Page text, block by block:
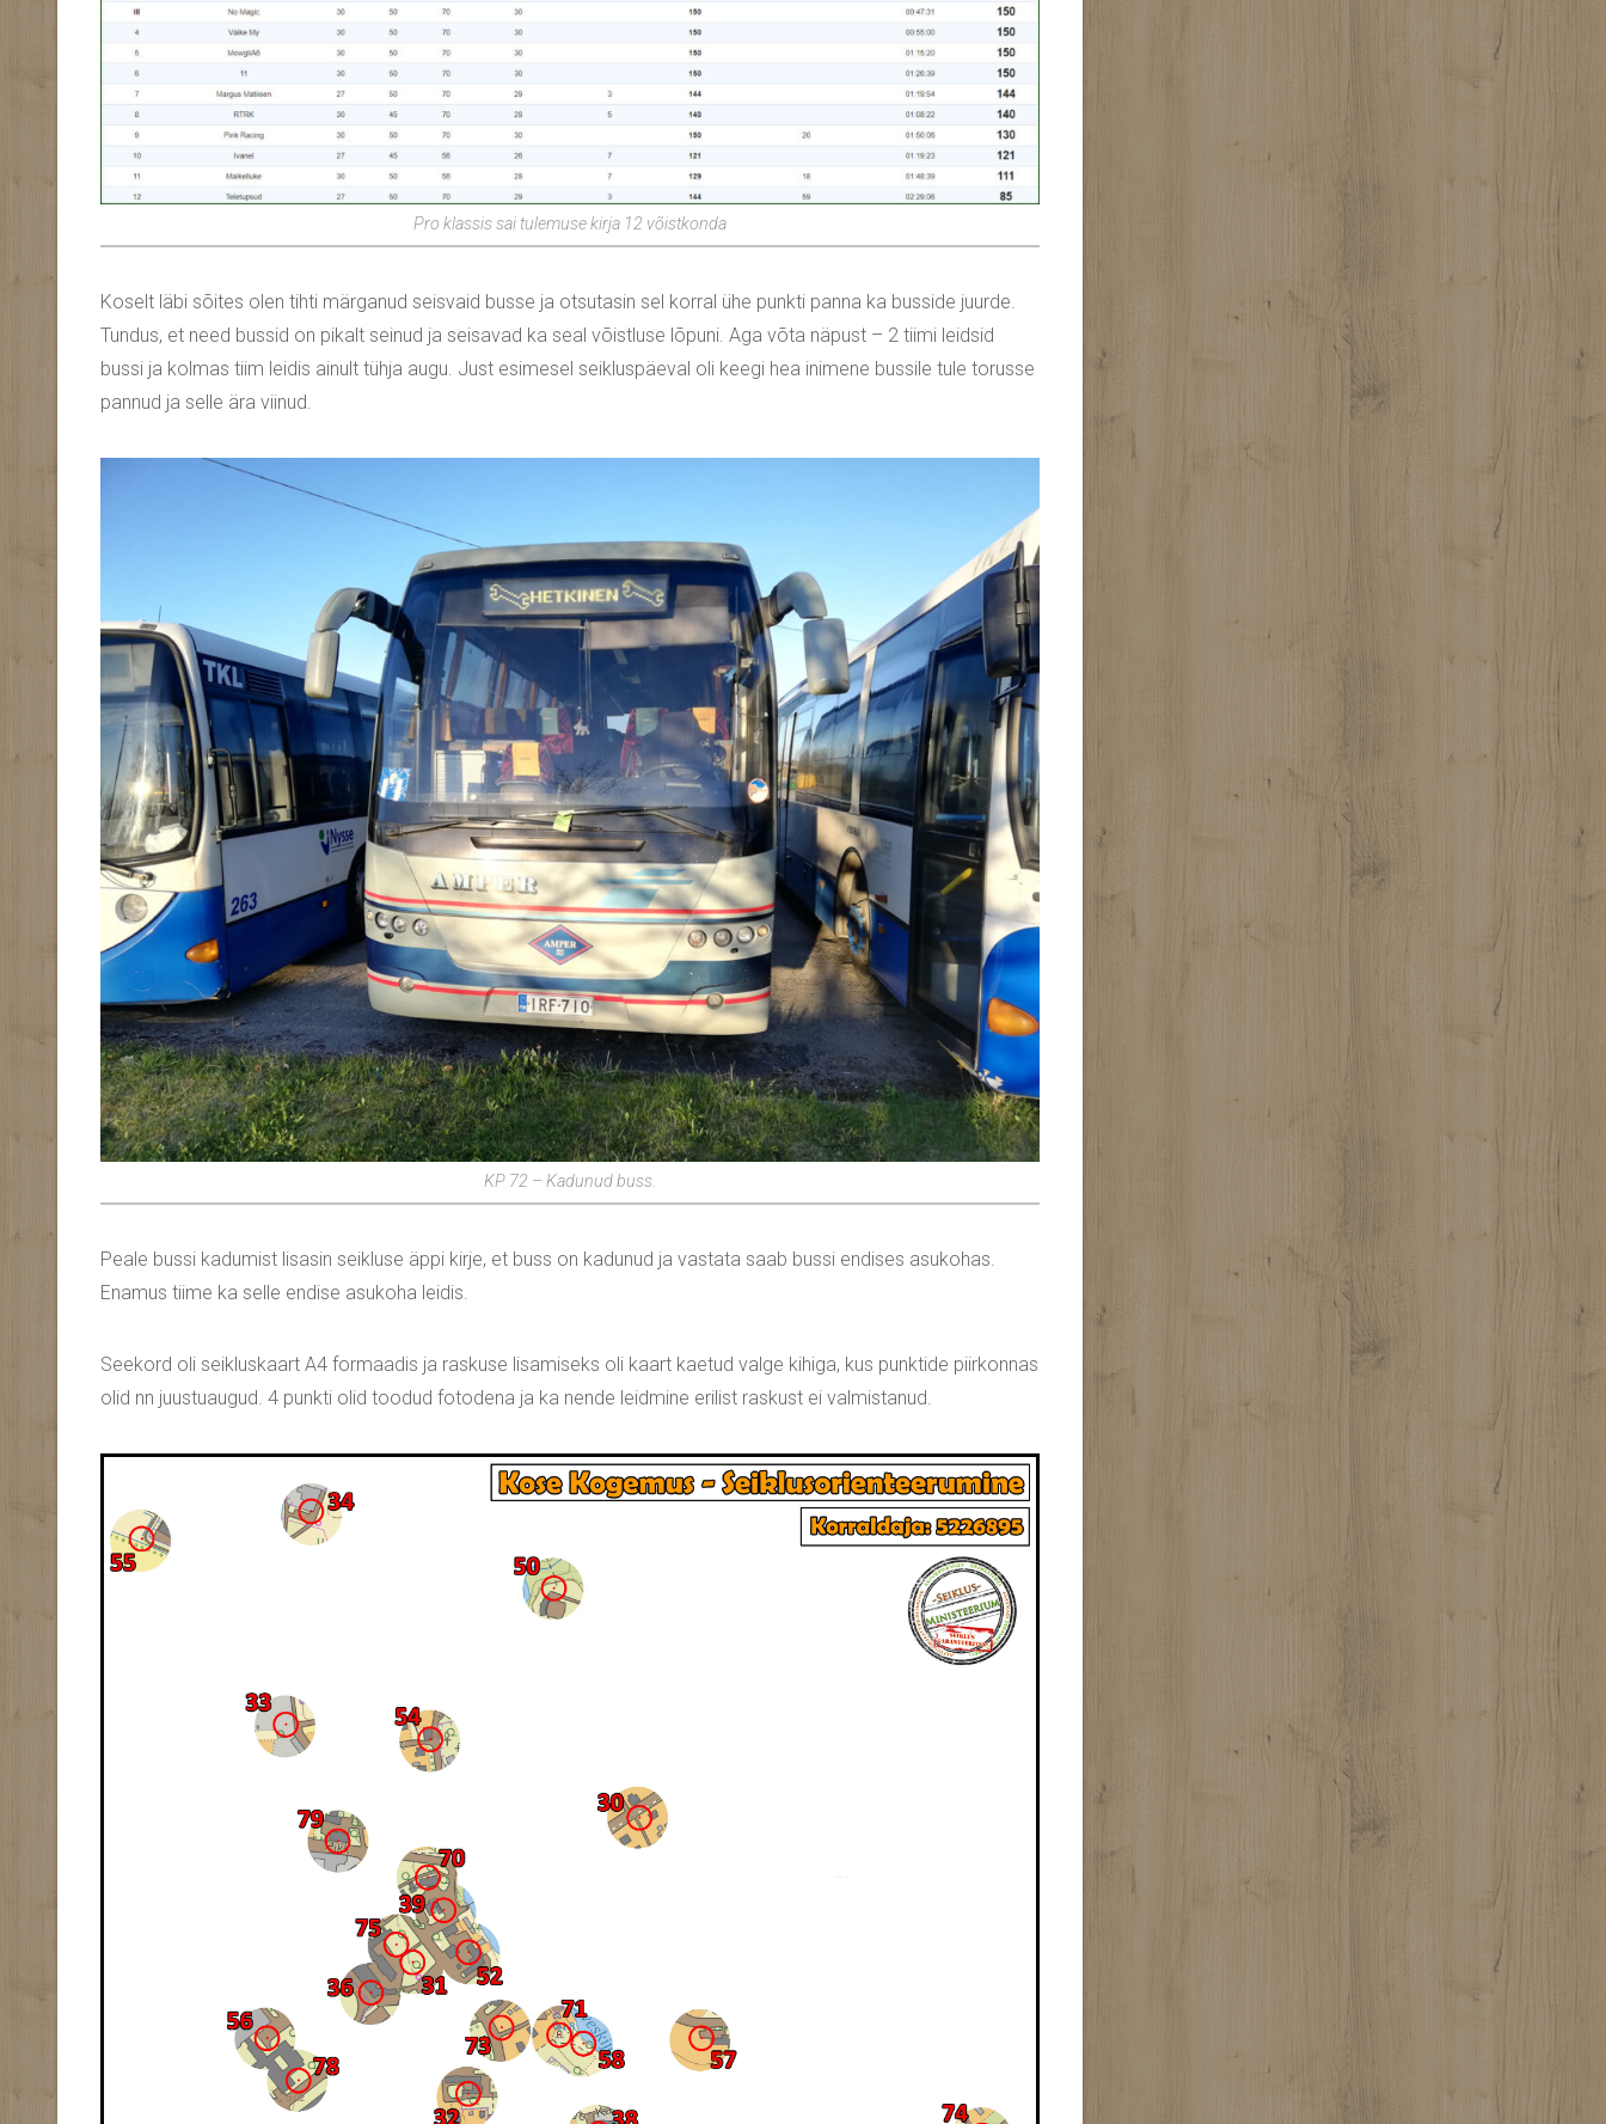
Pro klassis sai tulemuse kirja 12 võistkonda
Koselt läbi sõites olen tihti märganud seisvaid busse ja otsutasin sel korral ühe punkti panna ka busside juurde.
Tundus, et need bussid on pikalt seinud ja seisavad ka seal võistluse lõpuni. Aga võta näpust – 2 tiimi leidsid
bussi ja kolmas tiim leidis ainult tühja augu. Just esimesel seikluspäeval oli keegi hea inimene bussile tule torusse
pannud ja selle ära viinud.
KP 72 – Kadunud buss.
Peale bussi kadumist lisasin seikluse äppi kirje, et buss on kadunud ja vastata saab bussi endises asukohas.
Enamus tiime ka selle endise asukoha leidis.
Seekord oli seikluskaart A4 formaadis ja raskuse lisamiseks oli kaart kaetud valge kihiga, kus punktide piirkonnas
olid nn juustuaugud. 4 punkti olid toodud fotodena ja ka nende leidmine erilist raskust ei valmistanud.